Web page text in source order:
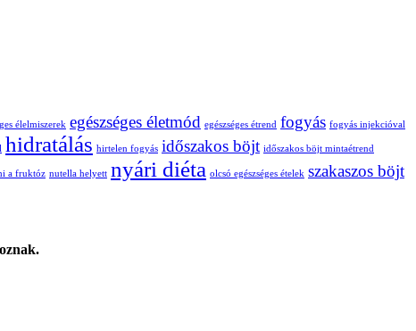
élelmiszerek egészséges életmód egészséges étrend fogyás fogyás injekcióval
hidratálás hirtelen fogyás időszakos böjt időszakos böjt mintaétrend
a fruktóz nutella helyett nyári diéta olcsó egészséges ételek szakaszos böjt